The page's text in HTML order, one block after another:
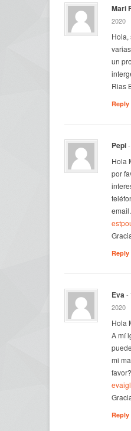
Mari
2020
Hola,
un
Rias
Pepi
Hola
por
email.
Eva-
2020
Hola
A mí
mi
favor?